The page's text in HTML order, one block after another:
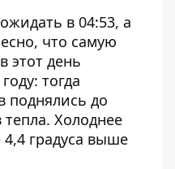
в 04:53, а
что самую
этот день
тогда
поднялись до
тепла. Холоднее
градуса выше